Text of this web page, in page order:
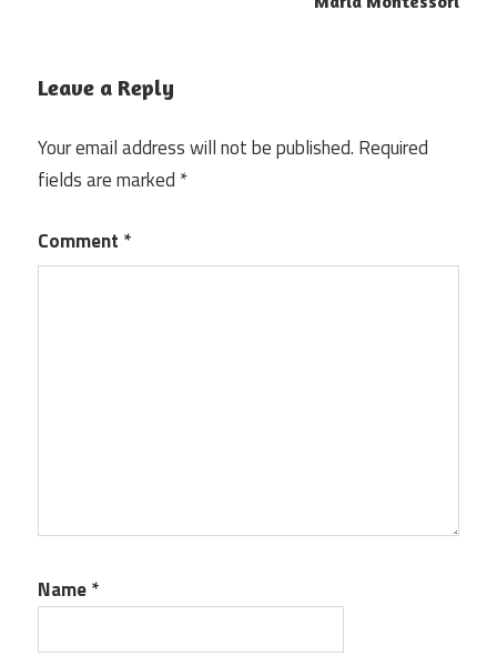
Leave a Reply
Your email address will not be published. Required
fields are marked *
Comment *
Name*